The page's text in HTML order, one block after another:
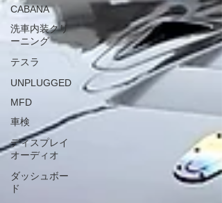
CABANA
洗車内装クリ
ーニング
テスラ
UNPLUGGED
MFD
車検
ディスプレイ
オーディオ
ダッシュボー
ド